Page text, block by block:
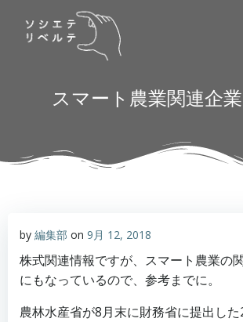
へ
キ
ッ
スマート農業関連企
by 編集部 on 9月 12, 2018
株式関連情報ですが、スマート農業の
にもなっているので、参考までに。
農林水産省が8月末に財務省に提出し